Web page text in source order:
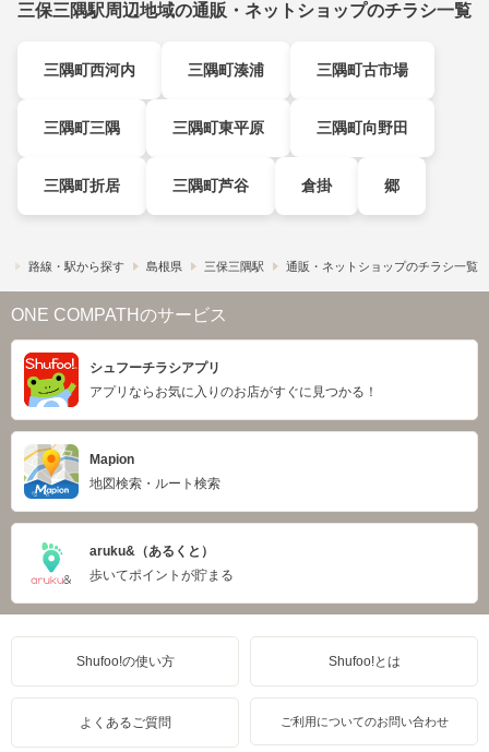
三保三隅駅周辺地域の通販・ネットショップのチラシ一覧
三隅町西河内 三隅町湊浦 三隅町古市場
三隅町三隅 三隅町東平原 三隅町向野田
三隅町折居 三隅町芦谷 倉掛 郷
路線・駅から探す 島根県 三保三隅駅 通販・ネットショップのチラシ一覧
ONE COMPATHのサービス
シュフーチラシアプリ
アプリならお気に入りのお店がすぐに見つかる！
Mapion
地図検索・ルート検索
aruku&（あるくと）
歩いてポイントが貯まる
Shufoo!の使い方 Shufoo!とは
よくあるご質問 ご利用についてのお問い合わせ